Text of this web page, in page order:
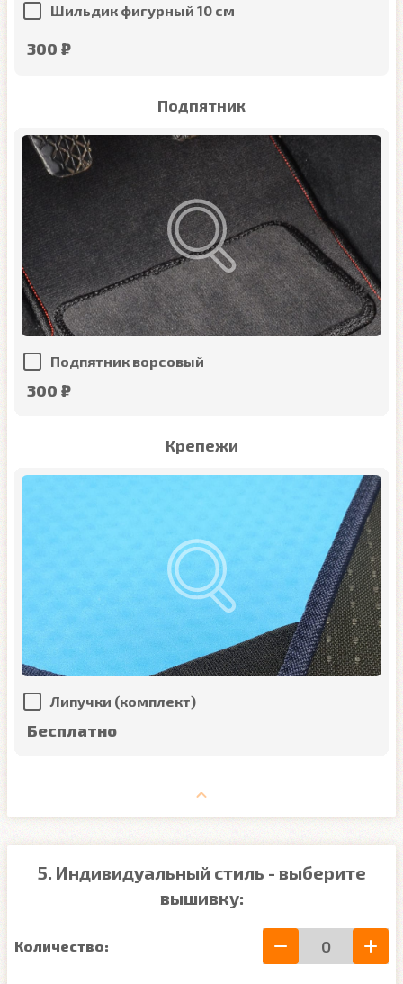
Шильдик фигурный 10 см
300 ₽
Подпятник
Подпятник ворсовый
300 ₽
Крепежи
Липучки (комплект)
Бесплатно
5. Индивидуальный стиль - выберите
вышивку:
Количество: